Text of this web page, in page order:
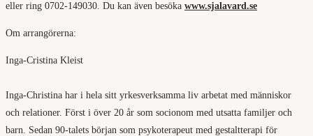
eller ring 0702-149030. Du kan även besöka www.sjalavard.se
Om arrangörerna:
Inga-Cristina Kleist
Inga-Christina har i hela sitt yrkesverksamma liv arbetat med människor
och relationer. Först i över 20 år som socionom med utsatta familjer och
barn. Sedan 90-talets början som psykoterapeut med gestaltterapi för